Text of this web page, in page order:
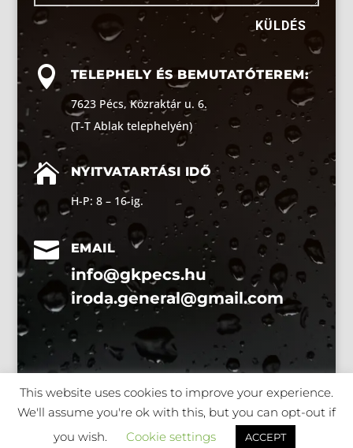
KÜLDÉS

TELEPHELY ÉS BEMUTATÓTEREM:
7623 Pécs, Közraktár u. 6.
(T-T Ablak telephelyén)

NYITVATARTÁSI IDŐ
H-P: 8 – 16-ig.
 EMAIL
info@gkpecs.hu
iroda.general@gmail.com
Generál Kivitelező kft -Adatvédelem
This website uses cookies to improve your experience.
We'll assume you're ok with this, but you can opt-out if
you wish.
Cookie settings ACCEPT